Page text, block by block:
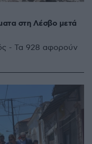
στη Λέσβο μετά
- Τα 928 αφορούν